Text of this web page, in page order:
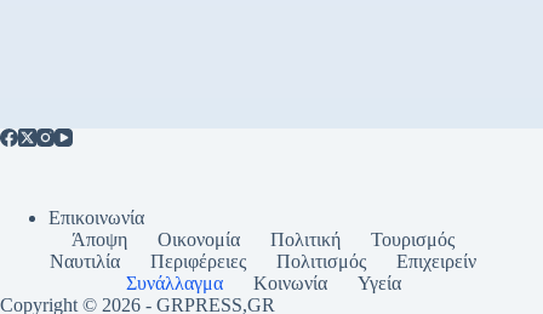
Επικοινωνία
Άποψη
Οικονομία Πολιτική
Τουρισμός
Ναυτιλία
Περιφέρειες Πολιτισμός
Επιχειρείν
Συνάλλαγμα
Κοινωνία
Υγεία
Copyright © 2026 - GRPRESS,GR